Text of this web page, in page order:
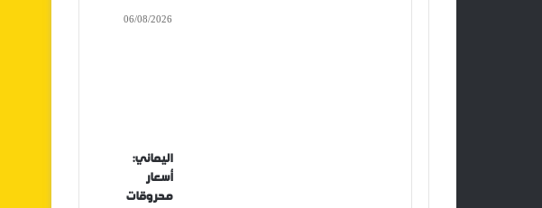
06/08/2026
اليماني:
أسعار
محروقات